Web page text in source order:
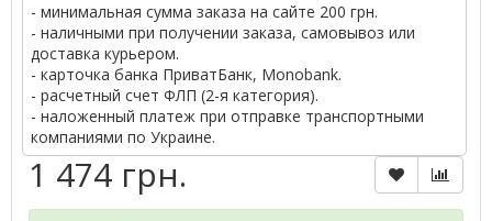
- минимальная сумма заказа на сайте 200 грн.
- наличными при получении заказа, самовывоз или
доставка курьером.
- карточка банка ПриватБанк, Monobank.
- расчетный счет ФЛП (2-я категория).
- наложенный платеж при отправке транспортными
компаниями по Украине.
1 474 грн.